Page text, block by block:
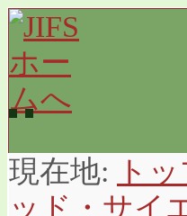
現在地: ト
ッド・サイ